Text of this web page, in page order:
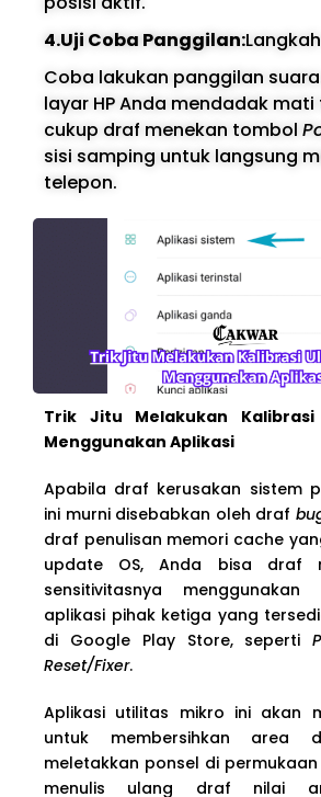
4.Uji Coba Panggilan:
Coba lakukan panggilan
layar HP Anda mendadak
cukup draf menekan tombol
sisi samping untuk langsung
telepon.
Trik Jitu Melakukan Kalibrasi
Menggunakan Aplikasi
Apabila draf kerusakan sistem
ini murni disebabkan oleh draf
draf penulisan memori cache
update OS, Anda bisa draf
sensitivitasnya
aplikasi pihak ketiga yang
di Google Play Store, seperti
Reset/Fixer.
Aplikasi utilitas mikro ini akan
untuk membersihkan area
meletakkan ponsel di
menulis ulang draf nilai